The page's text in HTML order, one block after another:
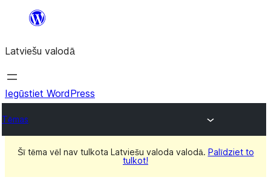
Pāriet
saturu
Latviešu valodā
Iegūstiet WordPress
Tēmas
Šī tēma vēl nav tulkota Latviešu valoda valodā. Palīdziet to
tulkot!